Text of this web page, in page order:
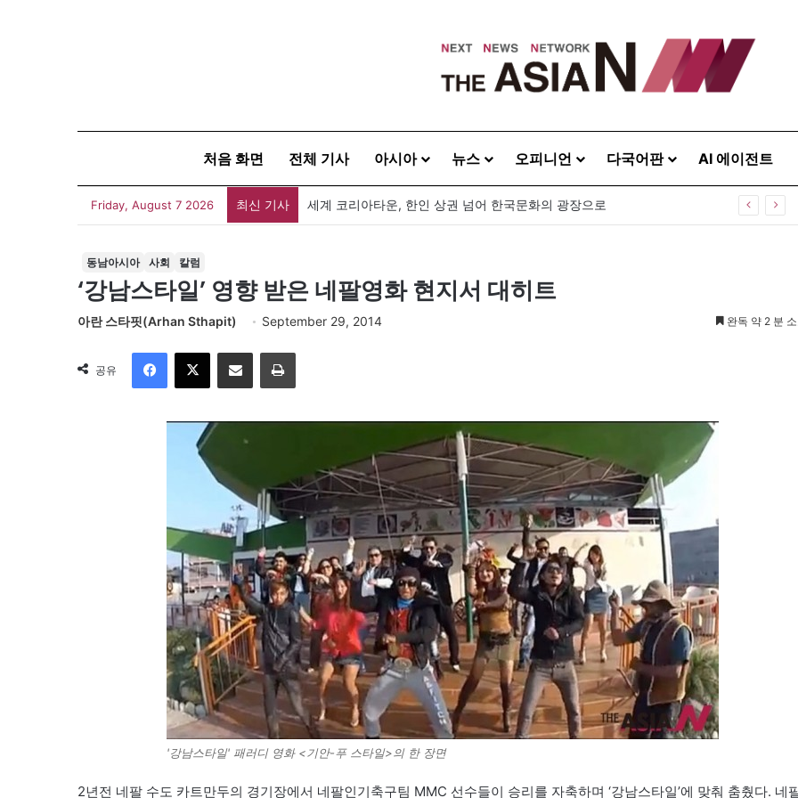
처음 화면 전체 기사 아시아 뉴스 오피니언 다국어판 AI 에이전트
Friday, August 7 2026 최신 기사 세계 코리아타운, 한인 상권 넘어 한국문화의 광장으로
동남아시아 사회 칼럼
‘강남스타일’ 영향 받은 네팔영화 현지서 대히트
아란 스타핏(Arhan Sthapit) September 29, 2014 완독 약 2 분
공유
이메일
'강남스타일' 패러디 영화 <기안-푸 스타일>의 한 장면
2년전 네팔 수도 카트만두의 경기장에서 네팔인기축구팀 MMC 선수들이 승리를 자축하며 ‘강남스타일’에 맞춰 춤췄다. 네